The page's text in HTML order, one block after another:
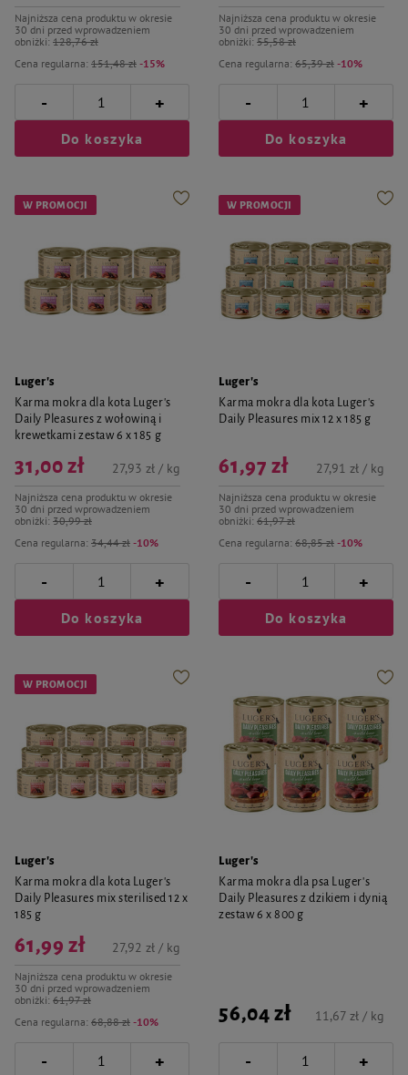
Cena regularna: 151,48 zł -15%
Najniższa cena produktu w okresie
30 dni przed wprowadzeniem
obniżki: 128,76 zł
- +
Do koszyka
Cena regularna: 65,39 zł -10%
Najniższa cena produktu w okresie
30 dni przed wprowadzeniem
obniżki: 55,58 zł
- +
Do koszyka
W PROMOCJI
Luger's
Karma mokra dla kota Luger's
Daily Pleasures z wołowiną i
krewetkami zestaw 6 x 185 g
Cena regularna: 34,44 zł -10%
31,00 zł
Najniższa cena produktu w okresie
30 dni przed wprowadzeniem
obniżki: 30,99 zł
27,93 zł / kg
- +
Do koszyka
W PROMOCJI
Luger's
Karma mokra dla kota Luger's
Daily Pleasures mix 12 x 185 g
Cena regularna: 68,85 zł -10%
61,97 zł
Najniższa cena produktu w okresie
30 dni przed wprowadzeniem
obniżki: 61,97 zł
27,91 zł / kg
- +
Do koszyka
W PROMOCJI
Luger's
Karma mokra dla kota Luger's
Daily Pleasures mix sterilised 12 x
185 g
Cena regularna: 68,88 zł -10%
61,99 zł
Najniższa cena produktu w okresie
30 dni przed wprowadzeniem
obniżki: 61,97 zł
27,92 zł / kg
- +
Luger's
Karma mokra dla psa Luger's
Daily Pleasures z dzikiem i dynią
zestaw 6 x 800 g
56,04 zł 11,67 zł / kg
- +